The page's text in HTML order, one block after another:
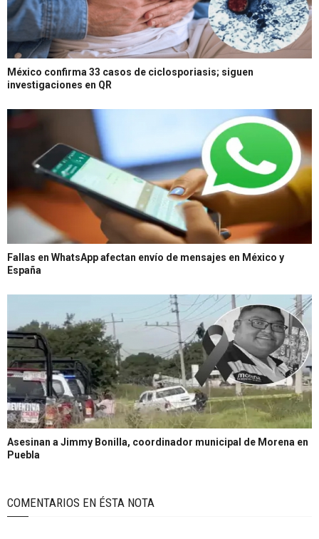
México confirma 33 casos de ciclosporiasis; siguen
investigaciones en QR
Fallas en WhatsApp afectan envío de mensajes en México y
España
Asesinan a Jimmy Bonilla, coordinador municipal de Morena en
Puebla
COMENTARIOS EN ÉSTA NOTA